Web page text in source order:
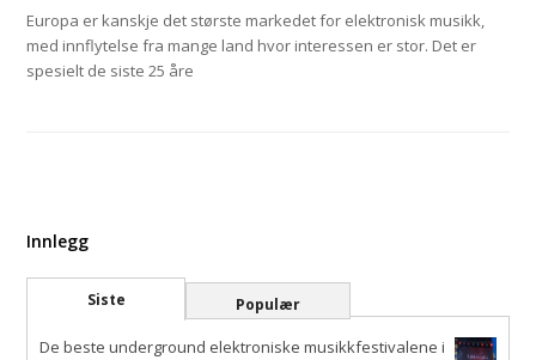
Europa er kanskje det største markedet for elektronisk musikk,
med innflytelse fra mange land hvor interessen er stor. Det er
spesielt de siste 25 åre
Innlegg
Siste Populær
De beste underground elektroniske musikkfestivalene i